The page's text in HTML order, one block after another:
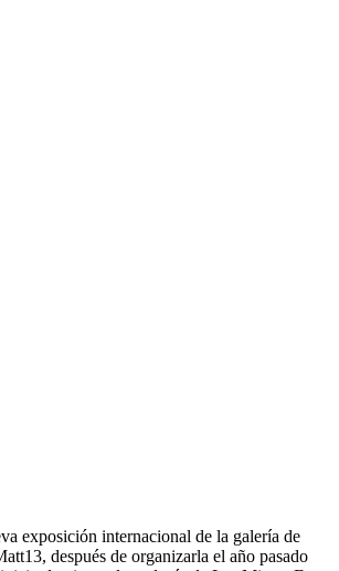
exposición internacional de la galería de
después de organizarla el año pasado